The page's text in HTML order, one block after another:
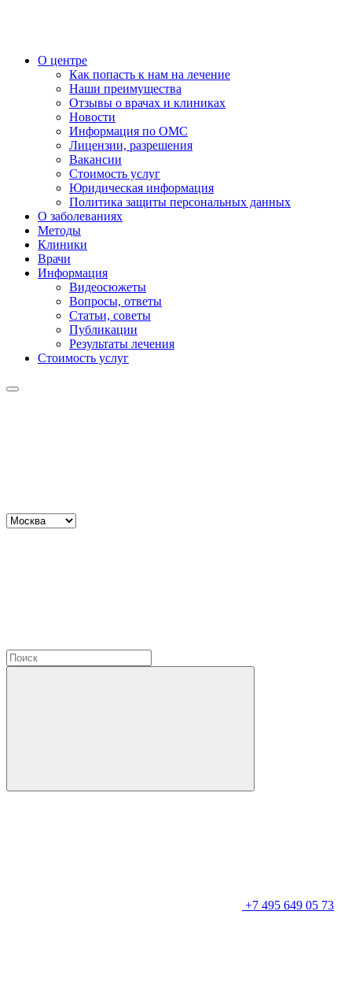
О центре
Как попасть к нам на лечение
Наши преимущества
Отзывы о врачах и клиниках
Новости
Информация по ОМС
Лицензии, разрешения
Вакансии
Стоимость услуг
Юридическая информация
Политика защиты персональных данных
О заболеваниях
Методы
Клиники
Врачи
Информация
Видеосюжеты
Вопросы, ответы
Статьи, советы
Публикации
Результаты лечения
Стоимость услуг
+7 495 649 05 73